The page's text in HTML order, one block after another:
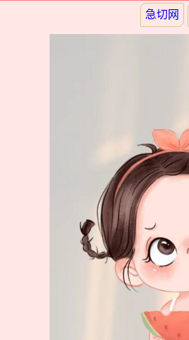
急切网